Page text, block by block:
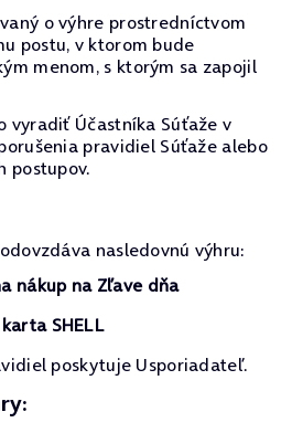
o výhre prostredníctvom
postu, v ktorom bude
menom, s ktorým sa zapojil
vyradiť Účastníka Súťaže v
pravidiel Súťaže alebo
postupov.
nasledovnú výhru:
nákup na Zľave dňa
SHELL
poskytuje Usporiadateľ.